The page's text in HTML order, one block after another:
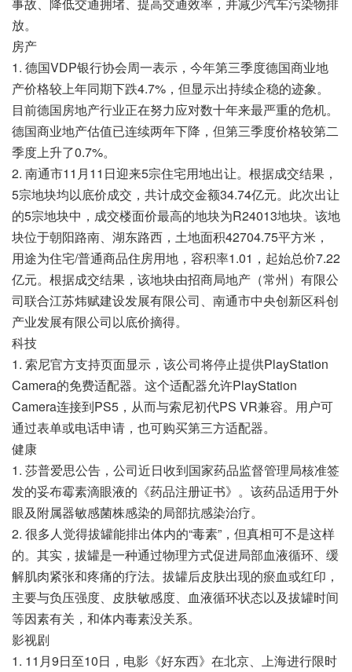
放。
房产
1. 德国VDP银行协会周一表示，今年第三季度德国商业地
产价格较上年同期下跌4.7%，但显示出持续企稳的迹象。
目前德国房地产行业正在努力应对数十年来最严重的危机。
德国商业地产估值已连续两年下降，但第三季度价格较第二
季度上升了0.7%。
2. 南通市11月11日迎来5宗住宅用地出让。根据成交结果，
5宗地块均以底价成交，共计成交金额34.74亿元。此次出让
的5宗地块中，成交楼面价最高的地块为R24013地块。该地
块位于朝阳路南、湖东路西，土地面积42704.75平方米，
用途为住宅/普通商品住房用地，容积率1.01，起始总价7.22
亿元。根据成交结果，该地块由招商局地产（常州）有限公
司联合江苏炜赋建设发展有限公司、南通市中央创新区科创
产业发展有限公司以底价摘得。
科技
1. 索尼官方支持页面显示，该公司将停止提供PlayStation
Camera的免费适配器。这个适配器允许PlayStation
Camera连接到PS5，从而与索尼初代PS VR兼容。用户可
通过表单或电话申请，也可购买第三方适配器。
健康
1. 莎普爱思公告，公司近日收到国家药品监督管理局核准签
发的妥布霉素滴眼液的《药品注册证书》。该药品适用于外
眼及附属器敏感菌株感染的局部抗感染治疗。
2. 很多人觉得拔罐能排出体内的“毒素”，但真相可不是这样
的。其实，拔罐是一种通过物理方式促进局部血液循环、缓
解肌肉紧张和疼痛的疗法。拔罐后皮肤出现的瘀血或红印，
主要与负压强度、皮肤敏感度、血液循环状态以及拔罐时间
等因素有关，和体内毒素没关系。
影视剧
1. 11月9日至10日，电影《好东西》在北京、上海进行限时